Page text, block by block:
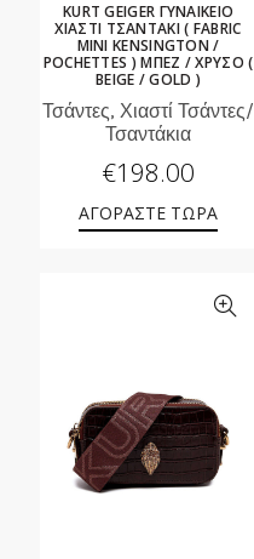
KURT GEIGER ΓΥΝΑΙΚΕΙΟ
ΧΙΑΣΤΙ ΤΣΑΝΤΑΚΙ ( FABRIC
MINI KENSINGTON /
POCHETTES ) ΜΠΕΖ / ΧΡΥΣΟ (
BEIGE / GOLD )
Τσάντες, Χιαστί Τσάντες/
Τσαντάκια
€198.00
ΑΓΟΡΑΣΤΕ ΤΩΡΑ